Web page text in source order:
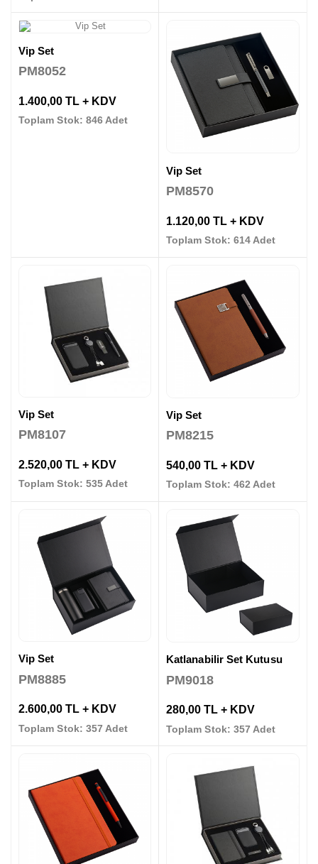
Vip Set
PM8052
1.400,00 TL + KDV
Toplam Stok: 846 Adet
Vip Set
PM8570
1.120,00 TL + KDV
Toplam Stok: 614 Adet
Vip Set
PM8107
2.520,00 TL + KDV
Toplam Stok: 535 Adet
Vip Set
PM8215
540,00 TL + KDV
Toplam Stok: 462 Adet
Vip Set
PM8885
2.600,00 TL + KDV
Toplam Stok: 357 Adet
Katlanabilir Set Kutusu
PM9018
280,00 TL + KDV
Toplam Stok: 357 Adet